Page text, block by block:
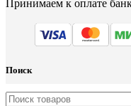
Принимаем к оплате
Поиск